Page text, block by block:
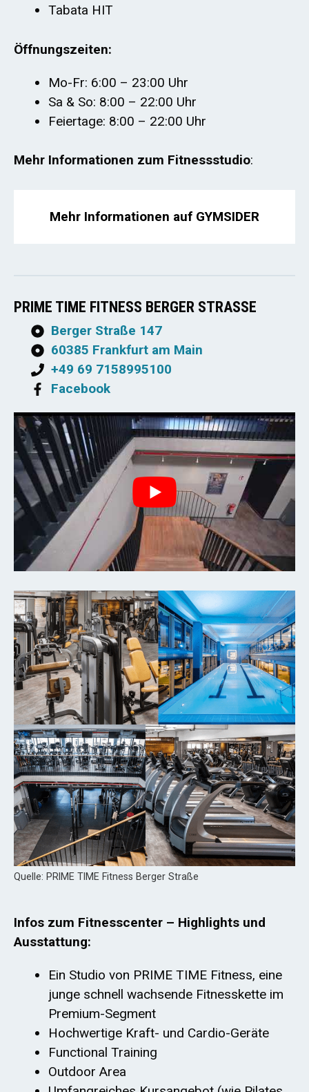
Tabata HIT
Öffnungszeiten:
Mo-Fr: 6:00 – 23:00 Uhr
Sa & So: 8:00 – 22:00 Uhr
Feiertage: 8:00 – 22:00 Uhr
Mehr Informationen zum Fitnessstudio:
Mehr Informationen auf GYMSIDER
PRIME TIME FITNESS BERGER STRASSE
Berger Straße 147
60385 Frankfurt am Main
+49 69 7158995100
Facebook
Quelle: PRIME TIME Fitness Berger Straße
Infos zum Fitnesscenter – Highlights und
Ausstattung:
Ein Studio von PRIME TIME Fitness, eine
junge schnell wachsende Fitnesskette im
Premium-Segment
Hochwertige Kraft- und Cardio-Geräte
Functional Training
Outdoor Area